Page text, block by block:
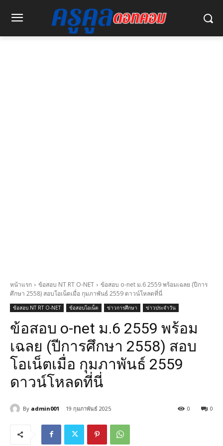
หน้าแรก ข้อสอบ NT RT O-NET
ข้อสอบ o-net ม.6 2559 พร้อมเฉลย (ปีการ
ศึกษา 2558) สอบโอเน็ตเมื่อ กุมภาพันธ์ 2559 ดาวน์โหลดที่นี่
ข้อสอบ NT RT O-NET ข้อสอบโอเน็ต ข่าวการศึกษา ข่าวประจำวัน
ข้อสอบ o-net ม.6 2559 พร้อม
เฉลย (ปีการศึกษา 2558) สอบ
โอเน็ตเมื่อ กุมภาพันธ์ 2559
ดาวน์โหลดที่นี่
By admin001 19 กุมภาพันธ์ 2025 0
0